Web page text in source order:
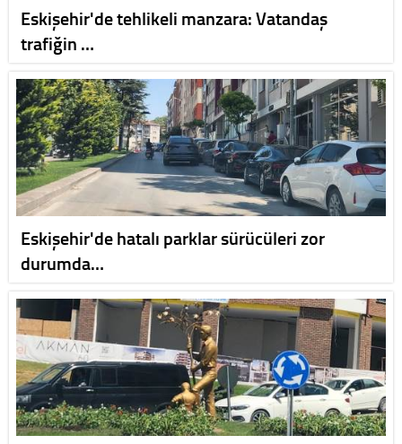
Eskişehir'de tehlikeli manzara: Vatandaş
trafiğin …
Eskişehir'de hatalı parklar sürücüleri zor
durumda…